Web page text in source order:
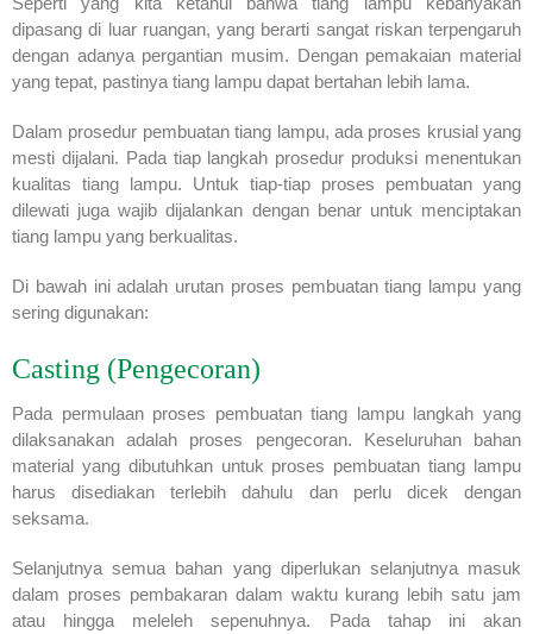
dipasang di luar ruangan, yang berarti sangat riskan terpengaruh
dengan adanya pergantian musim. Dengan pemakaian material
yang tepat, pastinya tiang lampu dapat bertahan lebih lama.
Dalam prosedur pembuatan tiang lampu, ada proses krusial yang
mesti dijalani. Pada tiap langkah prosedur produksi menentukan
kualitas tiang lampu. Untuk tiap-tiap proses pembuatan yang
dilewati juga wajib dijalankan dengan benar untuk menciptakan
tiang lampu yang berkualitas.
Di bawah ini adalah urutan proses pembuatan tiang lampu yang
sering digunakan:
Casting (Pengecoran)
Pada permulaan proses pembuatan tiang lampu langkah yang
dilaksanakan adalah proses pengecoran. Keseluruhan bahan
material yang dibutuhkan untuk proses pembuatan tiang lampu
harus disediakan terlebih dahulu dan perlu dicek dengan
seksama.
Selanjutnya semua bahan yang diperlukan selanjutnya masuk
dalam proses pembakaran dalam waktu kurang lebih satu jam
atau hingga meleleh sepenuhnya. Pada tahap ini akan